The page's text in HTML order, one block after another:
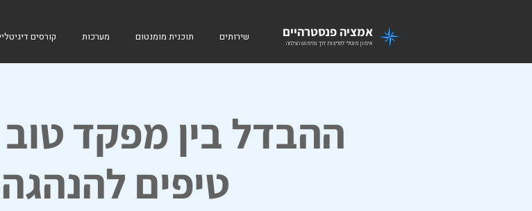
שירותים תוכנית מומנטום מערכות קורסים אמציה פנסטרהיים
אימון מנטלי לפריצות דרך ומימוש הצלחה
ההבדל בין מפקד
טיפים